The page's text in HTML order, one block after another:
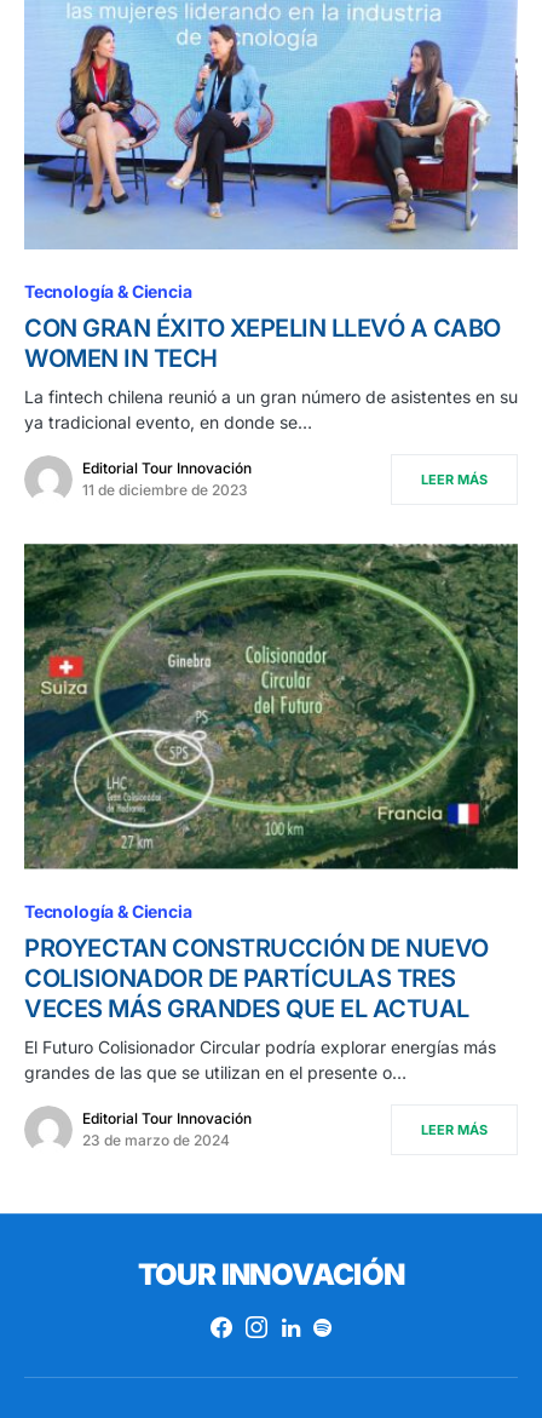
Tecnología & Ciencia
CON GRAN ÉXITO XEPELIN LLEVÓ A CABO
WOMEN IN TECH
La fintech chilena reunió a un gran número de asistentes en su
ya tradicional evento, en donde se…
Editorial Tour Innovación
11 de diciembre de 2023
LEER MÁS
Tecnología & Ciencia
PROYECTAN CONSTRUCCIÓN DE NUEVO
COLISIONADOR DE PARTÍCULAS TRES
VECES MÁS GRANDES QUE EL ACTUAL
El Futuro Colisionador Circular podría explorar energías más
grandes de las que se utilizan en el presente o…
Editorial Tour Innovación
23 de marzo de 2024
LEER MÁS
TOUR INNOVACIÓN